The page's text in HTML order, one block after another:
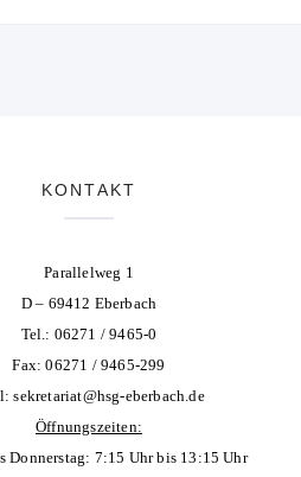
KONTAKT
Parallelweg 1
D – 69412 Eberbach
Tel.: 06271 / 9465-0
Fax: 06271 / 9465-299
sekretariat@hsg-eberbach.de
Öffnungszeiten:
Donnerstag: 7:15 Uhr bis 13:15 Uhr